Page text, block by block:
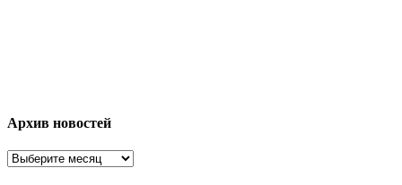
Архив новостей